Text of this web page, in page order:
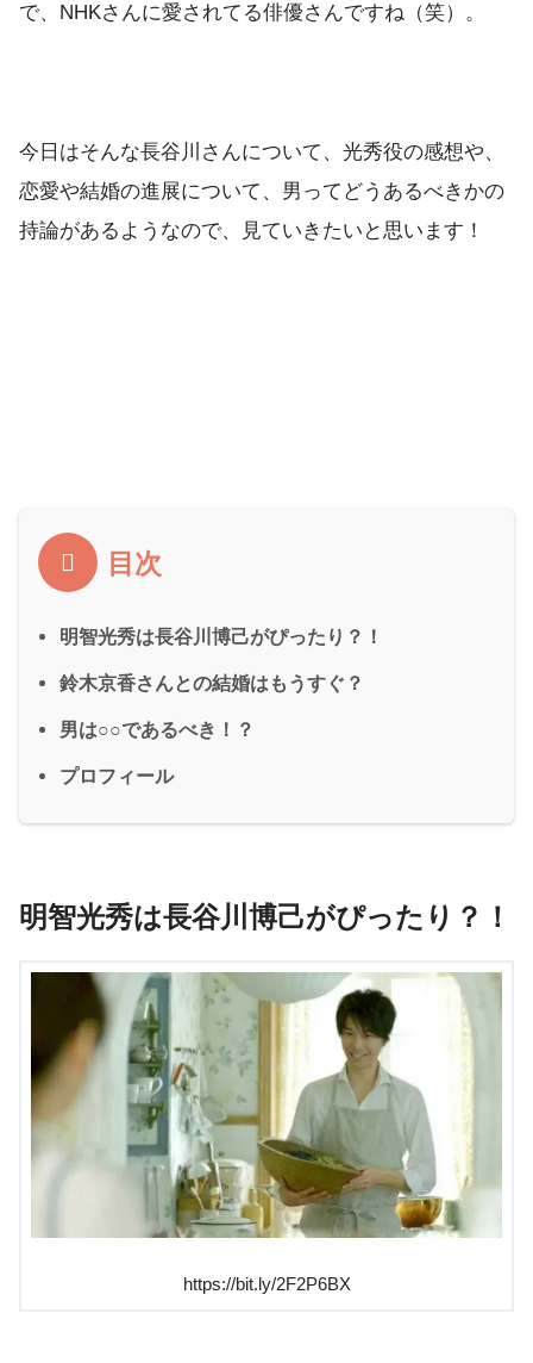
で、NHKさんに愛されてる俳優さんですね（笑）。
今日はそんな長谷川さんについて、光秀役の感想や、
恋愛や結婚の進展について、男ってどうあるべきかの
持論があるようなので、見ていきたいと思います！
目次
明智光秀は長谷川博己がぴったり？！
鈴木京香さんとの結婚はもうすぐ？
男は○○であるべき！？
プロフィール
明智光秀は長谷川博己がぴったり？！
https://bit.ly/2F2P6BX